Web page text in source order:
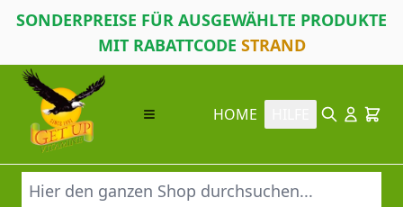
SONDERPREISE FÜR AUSGEWÄHLTE PRODUKTE
MIT RABATTCODE STRAND
Direkt zum Inhalt
HOME
Suche Cart